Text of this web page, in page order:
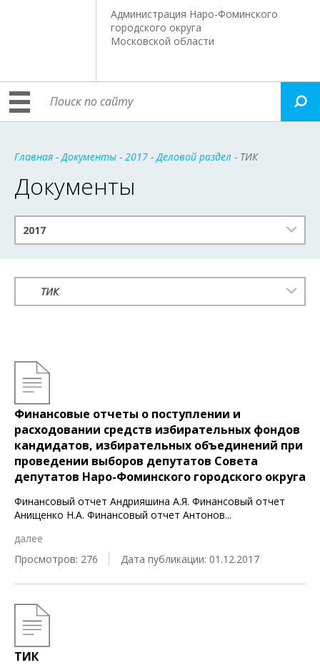
Администрация Наро-Фоминского
городского округа
Московской области
Главная -Документы - 2017 -Деловой раздел - ТИК
Документы
2017
ТИК
Финансовые отчеты о поступлении и
расходовании средств избирательных фондов
кандидатов, избирательных объединений при
проведении выборов депутатов Совета
депутатов Наро-Фоминского городского округа
Финансовый отчет Андрияшина А.Я. Финансовый отчет
Анищенко Н.А. Финансовый отчет Антонов...
далее
Просмотров: 276
Дата публикации: 01.12.2017
ТИК